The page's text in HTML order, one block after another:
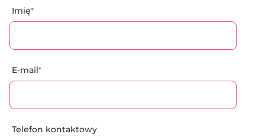
Imię*
E-mail*
Telefon kontaktowy